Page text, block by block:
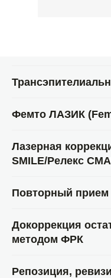
Фемто ЛАЗИК
Лазерная
SMILE/Релекс
Повторный
Докоррекция
методом ФРК
Репозиция,